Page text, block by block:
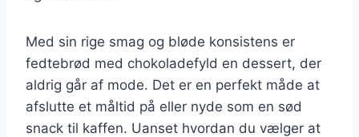
Med sin rige smag og bløde konsistens er
fedtebrød med chokoladefyld en dessert, der
aldrig går af mode. Det er en perfekt måde at
afslutte et måltid på eller nyde som en sød
snack til kaffen. Uanset hvordan du vælger at